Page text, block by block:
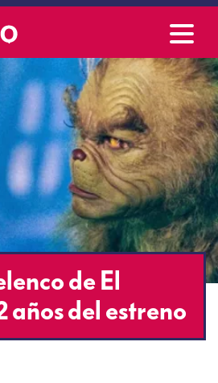
de El
años del estreno